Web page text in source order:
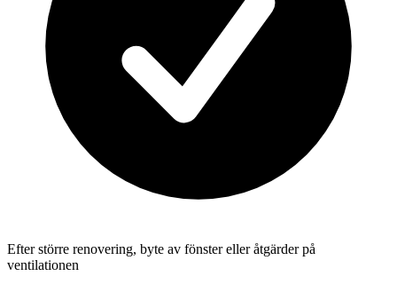
Efter större renovering, byte av fönster eller åtgärder på
ventilationen